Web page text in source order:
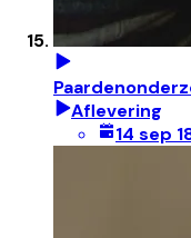
Aflevering
14 sep